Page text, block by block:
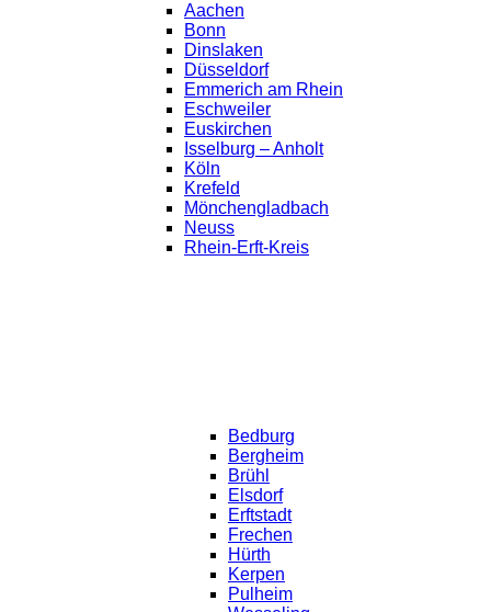
Aachen
Bonn
Dinslaken
Düsseldorf
Emmerich am Rhein
Eschweiler
Euskirchen
Isselburg – Anholt
Köln
Krefeld
Mönchengladbach
Neuss
Rhein-Erft-Kreis
Bedburg
Bergheim
Brühl
Elsdorf
Erftstadt
Frechen
Hürth
Kerpen
Pulheim